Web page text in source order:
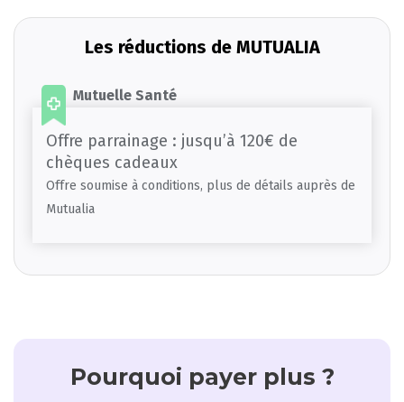
Les réductions de MUTUALIA
Mutuelle Santé
Offre parrainage : jusqu’à 120€ de
chèques cadeaux
Offre soumise à conditions, plus de détails auprès de
Mutualia
Pourquoi payer plus ?